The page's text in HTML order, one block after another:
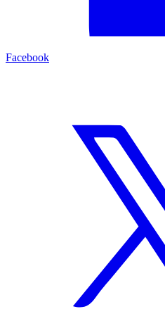
Facebook